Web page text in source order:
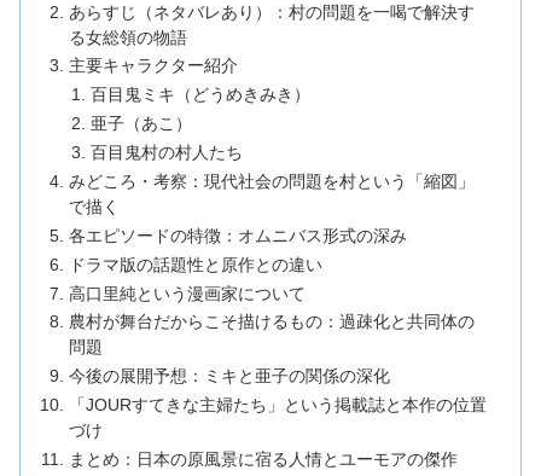
あらすじ（ネタバレあり）：村の問題を一喝で解決す
る女総領の物語
主要キャラクター紹介
百目鬼ミキ（どうめきみき）
亜子（あこ）
百目鬼村の村人たち
みどころ・考察：現代社会の問題を村という「縮図」
で描く
各エピソードの特徴：オムニバス形式の深み
ドラマ版の話題性と原作との違い
高口里純という漫画家について
農村が舞台だからこそ描けるもの：過疎化と共同体の
問題
今後の展開予想：ミキと亜子の関係の深化
「JOURすてきな主婦たち」という掲載誌と本作の位置
づけ
まとめ：日本の原風景に宿る人情とユーモアの傑作